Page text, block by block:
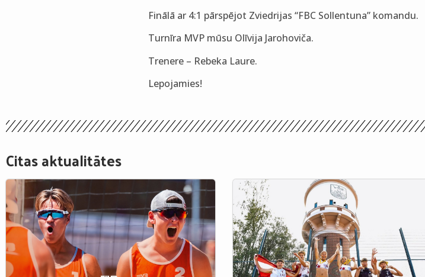
Finālā ar 4:1 pārspējot Zviedrijas “FBC Sollentuna” komandu.
Turnīra MVP mūsu Olīvija Jarohoviča.
Trenere – Rebeka Laure.
Lepojamies!
Citas aktualitātes